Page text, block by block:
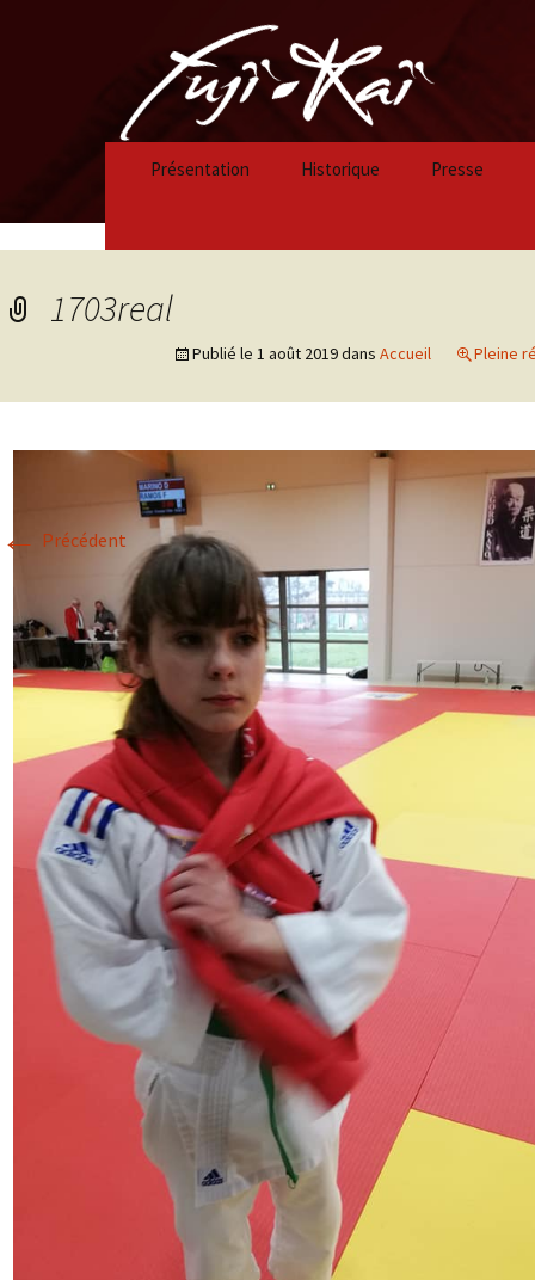
Présentation Historique
Historique 2018/2019
Historique 2016-2017
Historique 2015-2016
Presse
1703real
Publié le 1 août 2019dans Accueil Pleine
← Précédent